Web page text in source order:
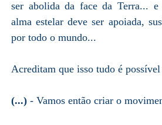
ser abolida da face da Terra... e
alma estelar deve ser apoiada,
por todo o mundo...
Acreditam que isso tudo é possível
(...)- Vamos então criar o